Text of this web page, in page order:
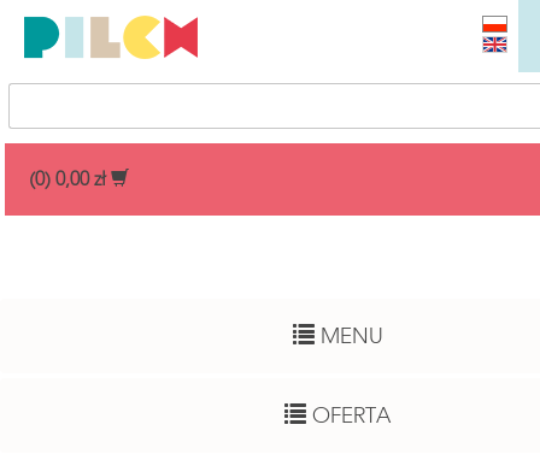
(0) 0,00 zł
MENU
OFERTA